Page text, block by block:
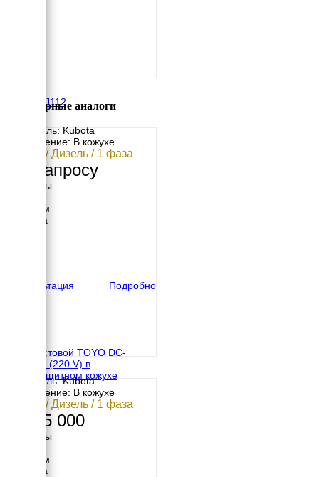
Kubota J112
Двигатель: Kubota
Исполнение: В кожухе
12 кВт / Дизель / 1 фаза
По запросу
Размеры
1215 мм
Ширина
Консультация
Подробно
Двухпостовой TOYO DC-
450KBS (220 V) в
шумозащитном кожухе
Двигатель: Kubota
Исполнение: В кожухе
12 кВт / Дизель / 1 фаза
1 665 000
Размеры
1750 мм
Ширина
Популярные аналоги